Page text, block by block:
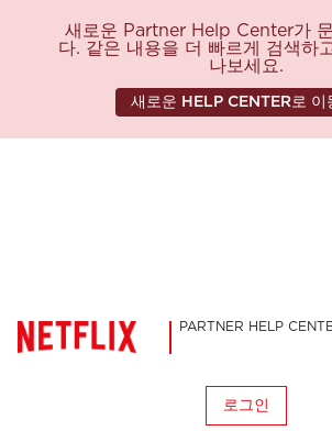
새로운 Partner Help Center가 문
다. 같은 내용을 더 빠르게 검색하
나보세요.
새로운 HELP CENTER로
PARTNER HELP
로그인